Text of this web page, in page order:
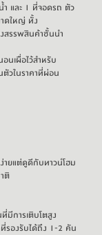
และ 1 ที่จอดรถ ตัว
ดใหญ่ ทั้ง
สรรพสินค้าชั้นนำ
นเผื่อไว้สำหรับ
วในราคาที่ผ่อน
ายแต่ดูดีกับทาวน์โฮม
ติ
มีการเติบโตสูง
องรับได้ถึง 1-2 คัน